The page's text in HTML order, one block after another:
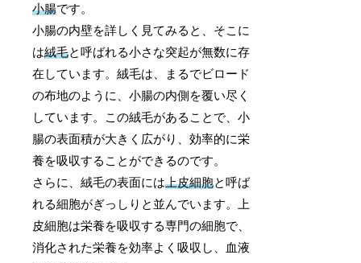
小腸です。
小腸の内壁を詳しく見てみると、そこに
は絨毛と呼ばれる小さな突起が無数に存
在しています。絨毛は、まるでビロード
の布地のように、小腸の内側を覆い尽く
しています。この絨毛があることで、小
腸の表面積が大きく広がり、効率的に栄
養を吸収することができるのです。
さらに、絨毛の表面には上皮細胞と呼ば
れる細胞がぎっしりと並んでいます。上
皮細胞は栄養を吸収する専門の細胞で、
消化された栄養を効率よく吸収し、血液